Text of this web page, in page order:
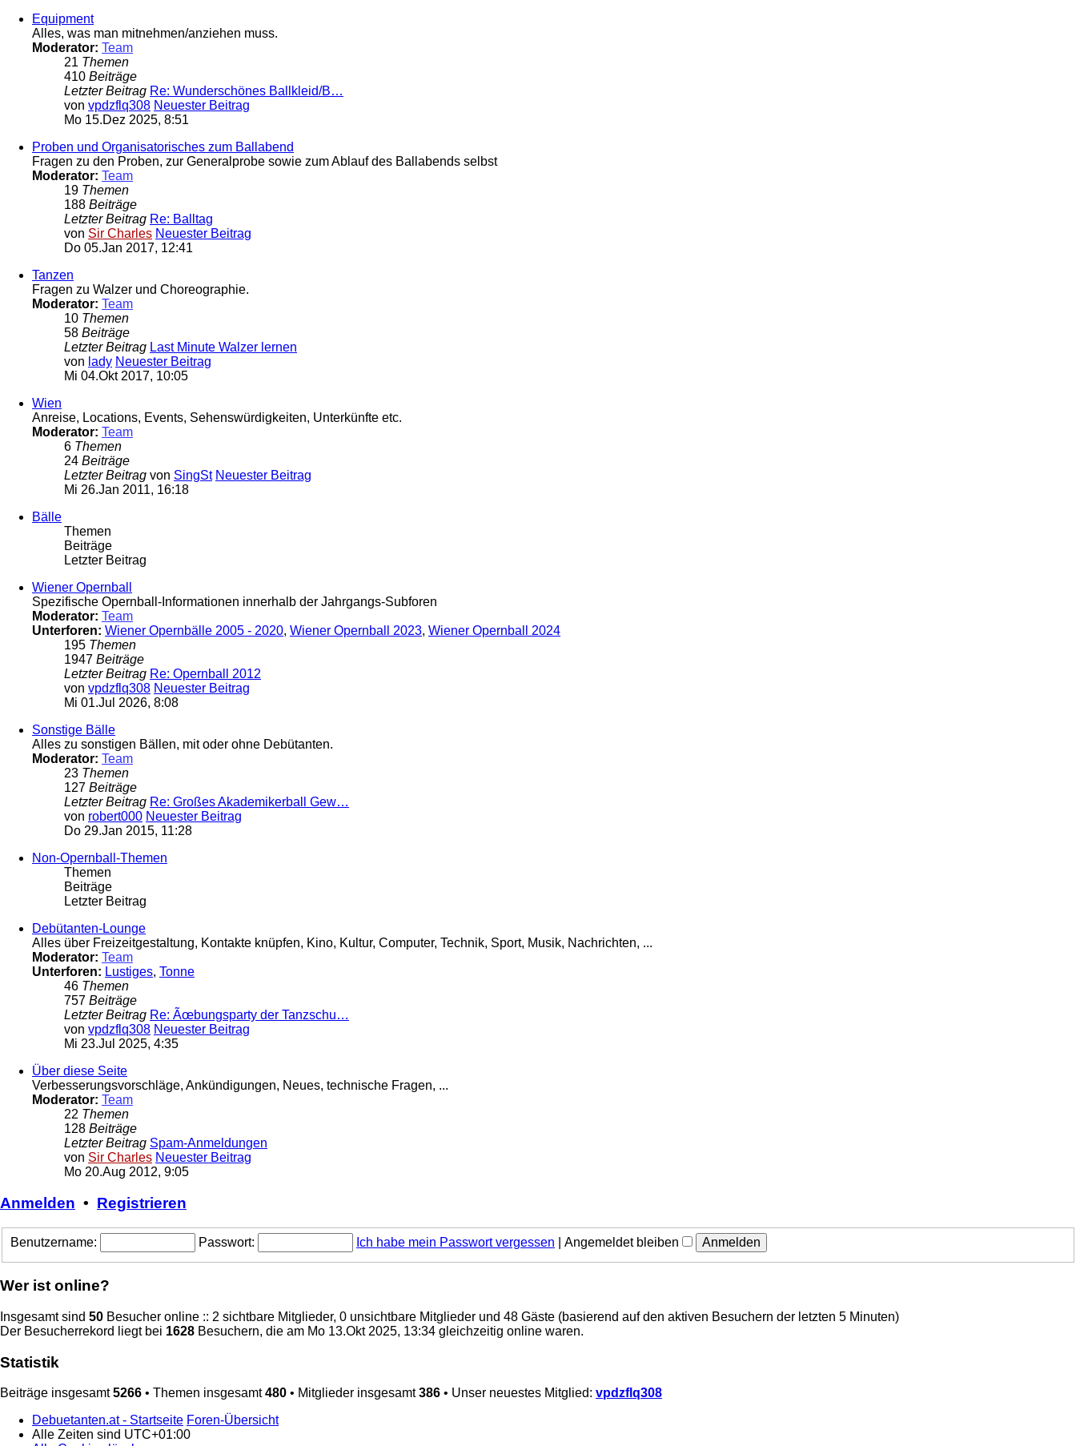
Equipment
Alles, was man mitnehmen/anziehen muss.
Moderator: Team
21 Themen
410 Beiträge
Letzter Beitrag Re: Wunderschönes Ballkleid/B…
von vpdzflq308 Neuester Beitrag
Mo 15.Dez 2025, 8:51
Proben und Organisatorisches zum Ballabend
Fragen zu den Proben, zur Generalprobe sowie zum Ablauf des Ballabends selbst
Moderator: Team
19 Themen
188 Beiträge
Letzter Beitrag Re: Balltag
von Sir Charles Neuester Beitrag
Do 05.Jan 2017, 12:41
Tanzen
Fragen zu Walzer und Choreographie.
Moderator: Team
10 Themen
58 Beiträge
Letzter Beitrag Last Minute Walzer lernen
von lady Neuester Beitrag
Mi 04.Okt 2017, 10:05
Wien
Anreise, Locations, Events, Sehenswürdigkeiten, Unterkünfte etc.
Moderator: Team
6 Themen
24 Beiträge
Letzter Beitrag von SingSt Neuester Beitrag
Mi 26.Jan 2011, 16:18
Bälle
Themen
Beiträge
Letzter Beitrag
Wiener Opernball
Spezifische Opernball-Informationen innerhalb der Jahrgangs-Subforen
Moderator: Team
Unterforen: Wiener Opernbälle 2005 - 2020, Wiener Opernball 2023, Wiener Opernball 2024
195 Themen
1947 Beiträge
Letzter Beitrag Re: Opernball 2012
von vpdzflq308 Neuester Beitrag
Mi 01.Jul 2026, 8:08
Sonstige Bälle
Alles zu sonstigen Bällen, mit oder ohne Debütanten.
Moderator: Team
23 Themen
127 Beiträge
Letzter Beitrag Re: Großes Akademikerball Gew…
von robert000 Neuester Beitrag
Do 29.Jan 2015, 11:28
Non-Opernball-Themen
Themen
Beiträge
Letzter Beitrag
Debütanten-Lounge
Alles über Freizeitgestaltung, Kontakte knüpfen, Kino, Kultur, Computer, Technik, Sport, Musik, Nachrichten, ...
Moderator: Team
Unterforen: Lustiges, Tonne
46 Themen
757 Beiträge
Letzter Beitrag Re: Ãœbungsparty der Tanzschu…
von vpdzflq308 Neuester Beitrag
Mi 23.Jul 2025, 4:35
Über diese Seite
Verbesserungsvorschläge, Ankündigungen, Neues, technische Fragen, ...
Moderator: Team
22 Themen
128 Beiträge
Letzter Beitrag Spam-Anmeldungen
von Sir Charles Neuester Beitrag
Mo 20.Aug 2012, 9:05
Anmelden • Registrieren
Benutzername: Passwort: Ich habe mein Passwort vergessen Angemeldet bleiben
Wer ist online?
Insgesamt sind 50 Besucher online :: 2 sichtbare Mitglieder, 0 unsichtbare Mitglieder und 48 Gäste (basierend auf den aktiven Besuchern der letzten 5 Minuten)
Der Besucherrekord liegt bei 1628 Besuchern, die am Mo 13.Okt 2025, 13:34 gleichzeitig online waren.
Statistik
Beiträge insgesamt5266 • Themen insgesamt480 • Mitglieder insgesamt386 • Unser neuestes Mitglied: vpdzflq308
Debuetanten.at - Startseite Foren-Übersicht
Alle Zeiten sind UTC+01:00